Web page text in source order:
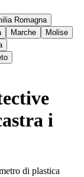
Romagna
Marche
Molise
i
di plastica